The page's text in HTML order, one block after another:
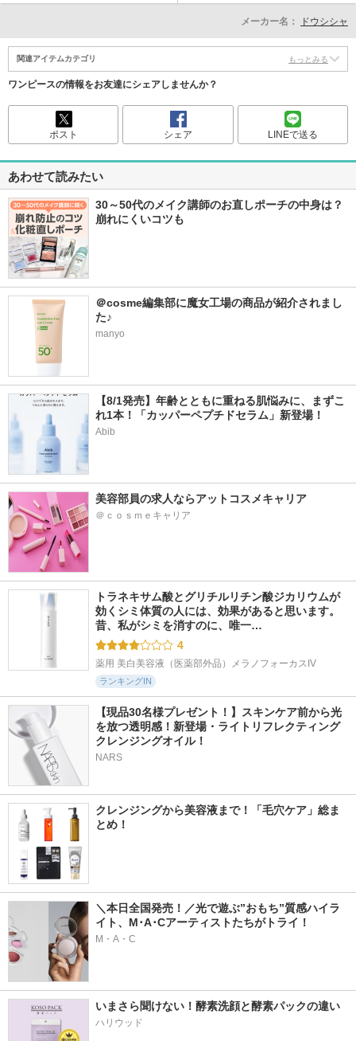
メーカー名： ドウシシャ
関連アイテムカテゴリ もっとみる
ワンピースの情報をお友達にシェアしませんか？
ポスト シェア LINEで送る
あわせて読みたい
30～50代のメイク講師のお直しポーチの中身は？
崩れにくいコツも
＠cosme編集部に魔女工場の商品が紹介されまし
た♪
manyo
【8/1発売】年齢とともに重ねる肌悩みに、まずこ
れ1本！「カッパーペプチドセラム」新登場！
Abib
美容部員の求人ならアットコスメキャリア
＠ｃｏｓｍｅキャリア
トラネキサム酸とグリチルリチン酸ジカリウムが
効くシミ体質の人には、効果があると思います。
昔、私がシミを消すのに、唯一…
4
薬用 美白美容液（医薬部外品）メラノフォーカスIV
ランキングIN
【現品30名様プレゼント！】スキンケア前から光
を放つ透明感！新登場・ライトリフレクティング
クレンジングオイル！
NARS
クレンジングから美容液まで！「毛穴ケア」総ま
とめ！
＼本日全国発売！／光で遊ぶ”おもち”質感ハイラ
イト、M･A･Cアーティストたちがトライ！
M・A・C
いまさら聞けない！酵素洗顔と酵素パックの違い
ハリウッド